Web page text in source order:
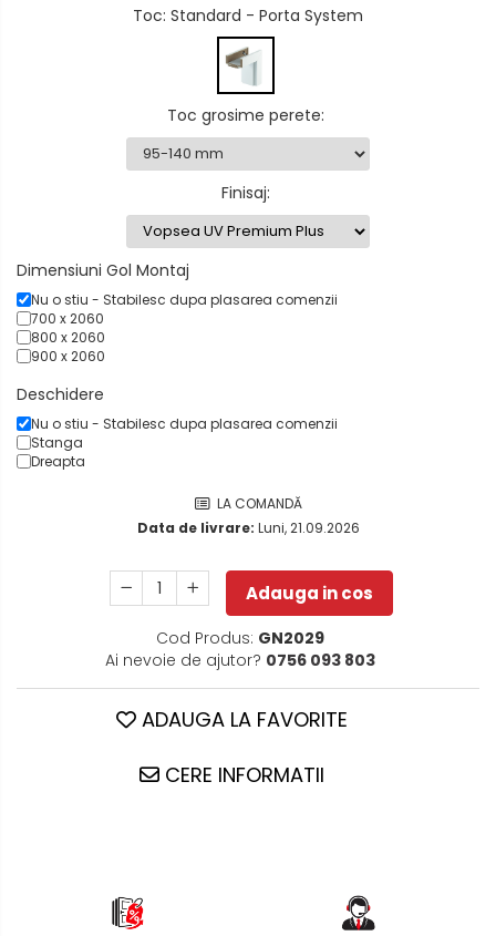
Toc: Standard - Porta System
Toc grosime perete:
Finisaj:
Dimensiuni Gol Montaj
Nu o stiu - Stabilesc dupa plasarea comenzii
700 x 2060
800 x 2060
900 x 2060
Deschidere
Nu o stiu - Stabilesc dupa plasarea comenzii
Stanga
Dreapta
LA COMANDĂ
Data de livrare: Luni, 21.09.2026
Adauga in cos
Cod Produs: GN2029
Ai nevoie de ajutor? 0756 093 803
ADAUGA LA FAVORITE
CERE INFORMATII